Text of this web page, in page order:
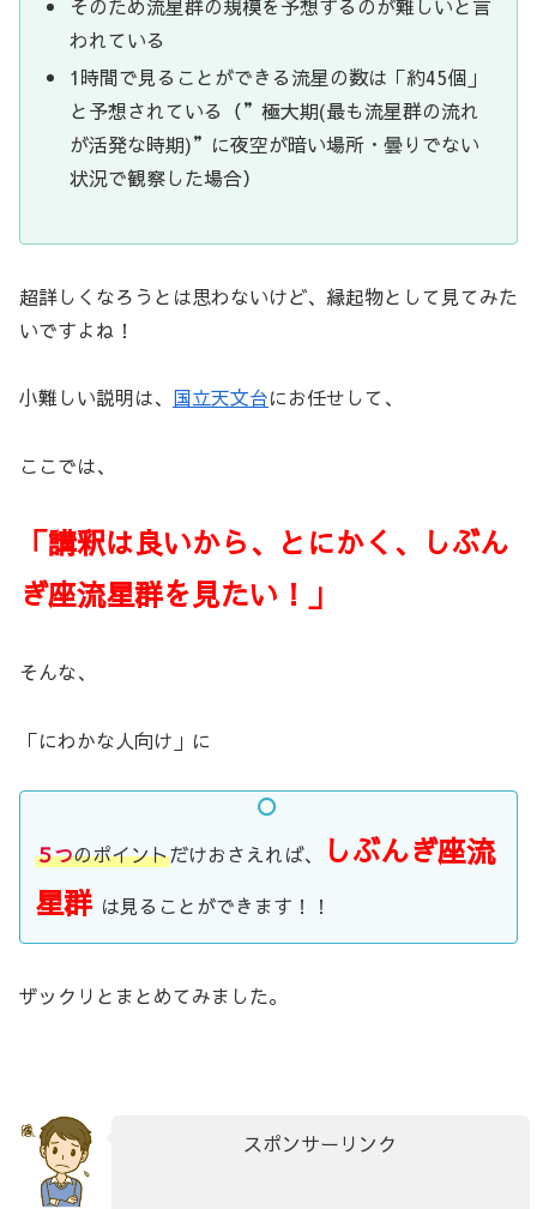
そのため流星群の規模を予想するのが難しいと言
われている
1時間で見ることができる流星の数は「約45個」
と予想されている（”極大期(最も流星群の流れ
が活発な時期)”に夜空が暗い場所・曇りでない
状況で観察した場合）
超詳しくなろうとは思わないけど、縁起物として見てみた
いですよね！
小難しい説明は、 国立天文台にお任せして、
ここでは、
「講釈は良いから、とにかく、しぶん
ぎ座流星群を見たい！」
そんな、
「にわかな人向け」に
５つのポイントだけおさえれば、
しぶんぎ座流
星群 は見ることができます！！
ザックリとまとめてみました。
スポンサーリンク